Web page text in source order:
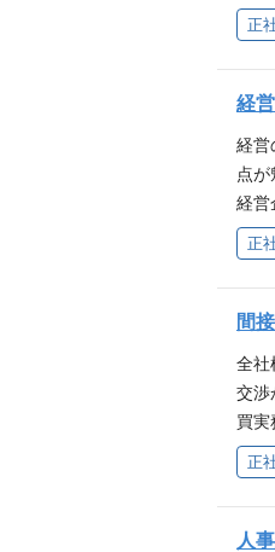
社内
算、
正
経
経営
点
経営
る社
題解
連携
さ、
スケ
正
間
全社
交渉
買実
ーと
供給
購買
を
正
人